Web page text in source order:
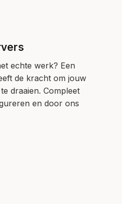
echte werk? Een
de kracht om jouw
draaien. Compleet
en door ons